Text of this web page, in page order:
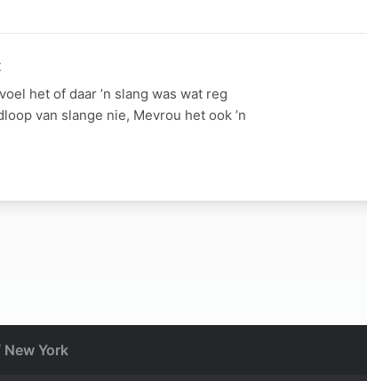
het of daar ’n slang was wat reg
van slange nie, Mevrou het ook ’n
York